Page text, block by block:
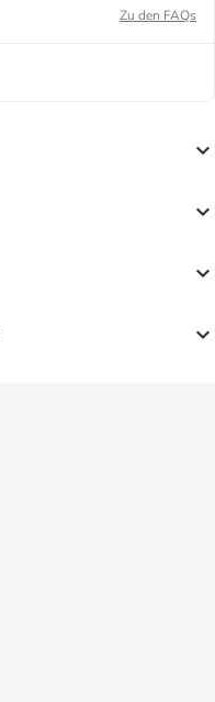
Zu den FAQs